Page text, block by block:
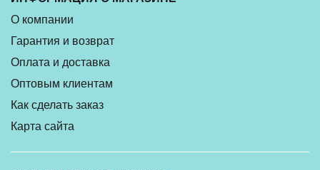
О компании
Гарантия и возврат
Оплата и доставка
Оптовым клиентам
Как сделать заказ
Карта сайта